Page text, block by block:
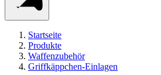
Startseite
Produkte
Waffenzubehör
Griffkäppchen-Einlagen